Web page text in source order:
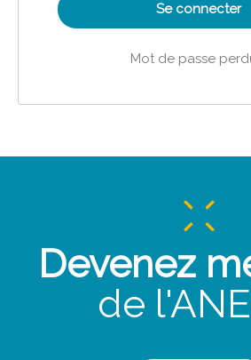
Se connecter
Mot de passe
Devenez
de